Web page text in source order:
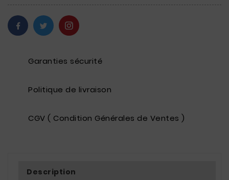
Garanties sécurité
Politique de livraison
CGV ( Condition Générales de Ventes )
Description